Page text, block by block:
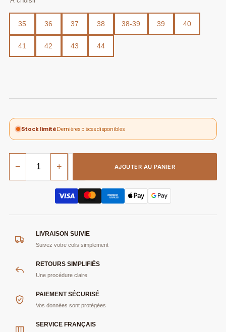
35 36 37 38 38-39 39 40
41 42 43 44
Stock limitéDernières pièces disponibles
− + AJOUTER AU PANIER
LIVRAISON SUIVIE
Suivez votre colis simplement
RETOURS SIMPLIFIÉS
Une procédure claire
PAIEMENT SÉCURISÉ
Vos données sont protégées
SERVICE FRANÇAIS